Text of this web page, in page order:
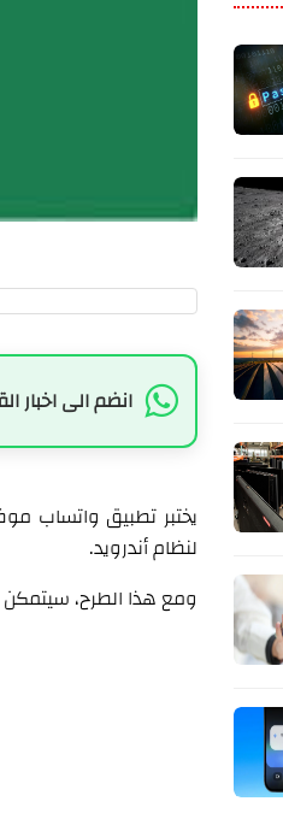
انضم الى اخبار
يختبر تطبيق واتساب
لنظام أندرويد.
ومع هذا الطرح،